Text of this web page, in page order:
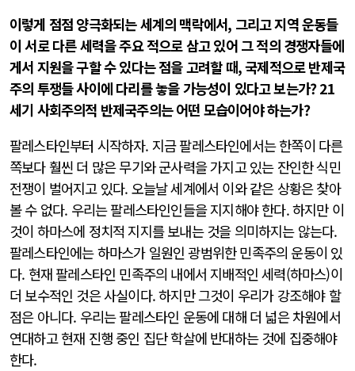
이렇게 점점 양극화되는 세계의 맥락에서, 그리고 지역 운동들
이 서로 다른 세력을 주요 적으로 삼고 있어 그 적의 경쟁자들에
게서 지원을 구할 수 있다는 점을 고려할 때, 국제적으로 반제국
주의 투쟁들 사이에 다리를 놓을 가능성이 있다고 보는가? 21
세기 사회주의적 반제국주의는 어떤 모습이어야 하는가?
팔레스타인부터 시작하자. 지금 팔레스타인에서는 한쪽이 다른
쪽보다 훨씬 더 많은 무기와 군사력을 가지고 있는 잔인한 식민
전쟁이 벌어지고 있다. 오늘날 세계에서 이와 같은 상황은 찾아
볼 수 없다. 우리는 팔레스타인인들을 지지해야 한다. 하지만 이
것이 하마스에 정치적 지지를 보내는 것을 의미하지는 않는다.
팔레스타인에는 하마스가 일원인 광범위한 민족주의 운동이 있
다. 현재 팔레스타인 민족주의 내에서 지배적인 세력(하마스)이
더 보수적인 것은 사실이다. 하지만 그것이 우리가 강조해야 할
점은 아니다. 우리는 팔레스타인 운동에 대해 더 넓은 차원에서
연대하고 현재 진행 중인 집단 학살에 반대하는 것에 집중해야
한다.